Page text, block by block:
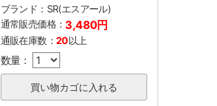
ブランド： SR(エスアール)
通常販売価格： 3,480円
通販在庫数： 20以上
数量：